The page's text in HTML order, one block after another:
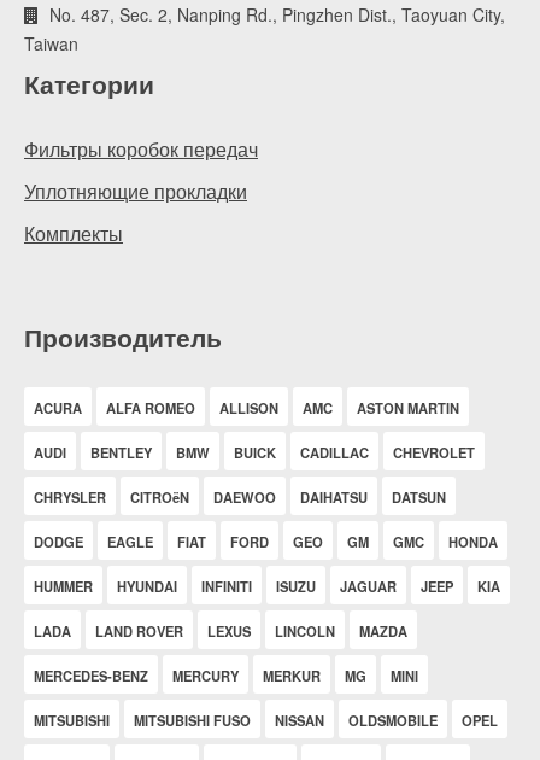
No. 487, Sec. 2, Nanping Rd., Pingzhen Dist., Taoyuan City,
Taiwan
Категории
Фильтры коробок передач
Уплотняющие прокладки
Комплекты
Производитель
ACURA ALFA ROMEO ALLISON AMC ASTON MARTIN
AUDI BENTLEY BMW BUICK CADILLAC CHEVROLET
CHRYSLER CITROëN DAEWOO DAIHATSU DATSUN
DODGE EAGLE FIAT FORD GEO GM GMC HONDA
HUMMER HYUNDAI INFINITI ISUZU JAGUAR JEEP KIA
LADA LAND ROVER LEXUS LINCOLN MAZDA
MERCEDES-BENZ MERCURY MERKUR MG MINI
MITSUBISHI MITSUBISHI FUSO NISSAN OLDSMOBILE OPEL